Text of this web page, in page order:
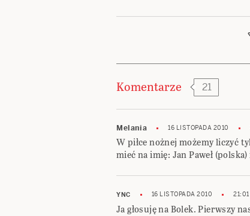
wpisu
Komentarze 21
Melania 16 LISTOPADA 2010
W piłce nożnej możemy liczyć
mieć na imię: Jan Paweł
YNC 16 LISTOPADA 2010 21:01
Ja głosuję na Bolek. Pierwszy